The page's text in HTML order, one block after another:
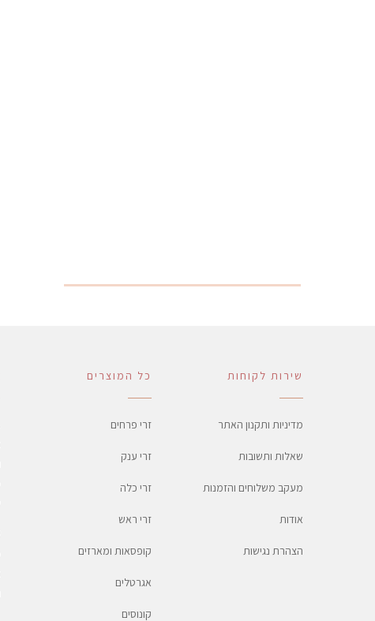
כל המוצרים
זרי פרחים
זרי ענק
זרי כלה
זרי ראש
קופסאות ומארזים
אגרטלים
קונוסים
שירות לקוחות
מדיניות ותקנון האתר
שאלות ותשובות
מעקב משלוחים והזמנות
אודות
הצהרת נגישות